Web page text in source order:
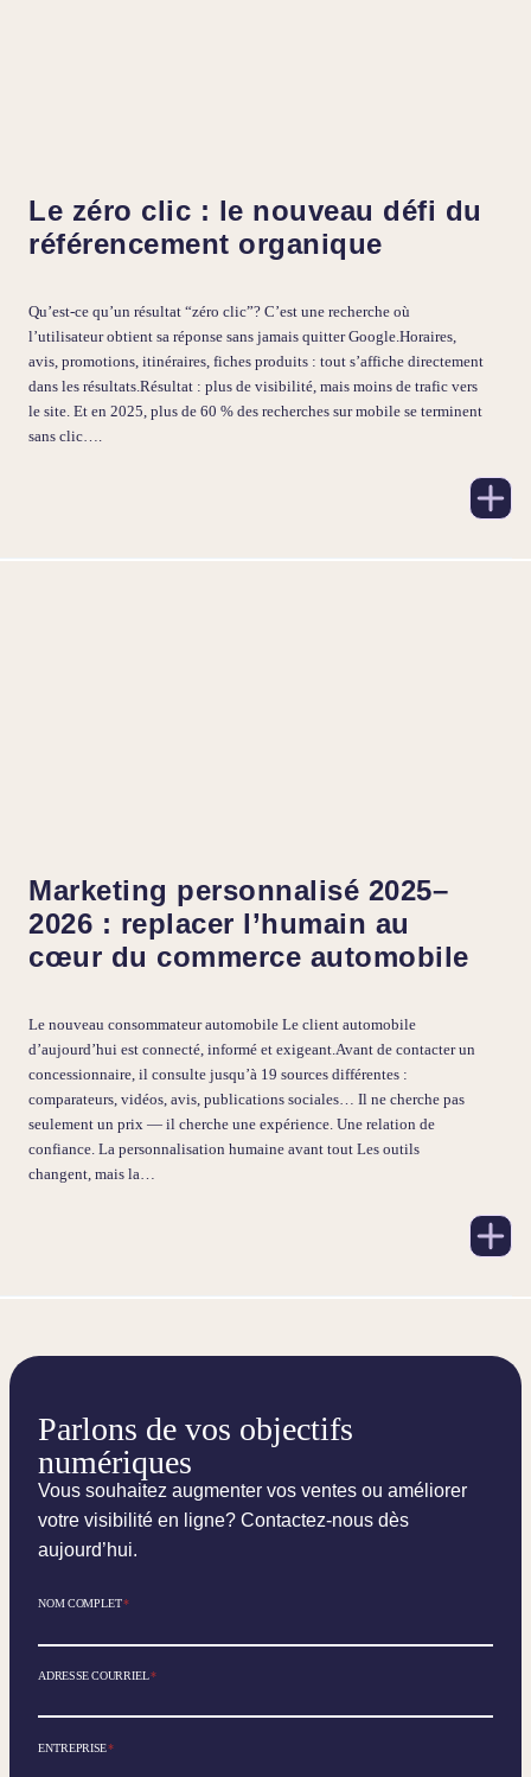
Le zéro clic : le nouveau défi du
référencement organique
Qu’est-ce qu’un résultat “zéro clic”? C’est une recherche où
l’utilisateur obtient sa réponse sans jamais quitter Google.Horaires,
avis, promotions, itinéraires, fiches produits : tout s’affiche directement
dans les résultats.Résultat : plus de visibilité, mais moins de trafic vers
le site. Et en 2025, plus de 60 % des recherches sur mobile se terminent
sans clic….
Marketing personnalisé 2025–
2026 : replacer l’humain au
cœur du commerce automobile
Le nouveau consommateur automobile Le client automobile
d’aujourd’hui est connecté, informé et exigeant.Avant de contacter un
concessionnaire, il consulte jusqu’à 19 sources différentes :
comparateurs, vidéos, avis, publications sociales… Il ne cherche pas
seulement un prix — il cherche une expérience. Une relation de
confiance. La personnalisation humaine avant tout Les outils
changent, mais la…
Parlons de vos objectifs
numériques
Vous souhaitez augmenter vos ventes ou améliorer
votre visibilité en ligne? Contactez-nous dès
aujourd’hui.
NOM COMPLET*
ADRESSE COURRIEL*
ENTREPRISE*